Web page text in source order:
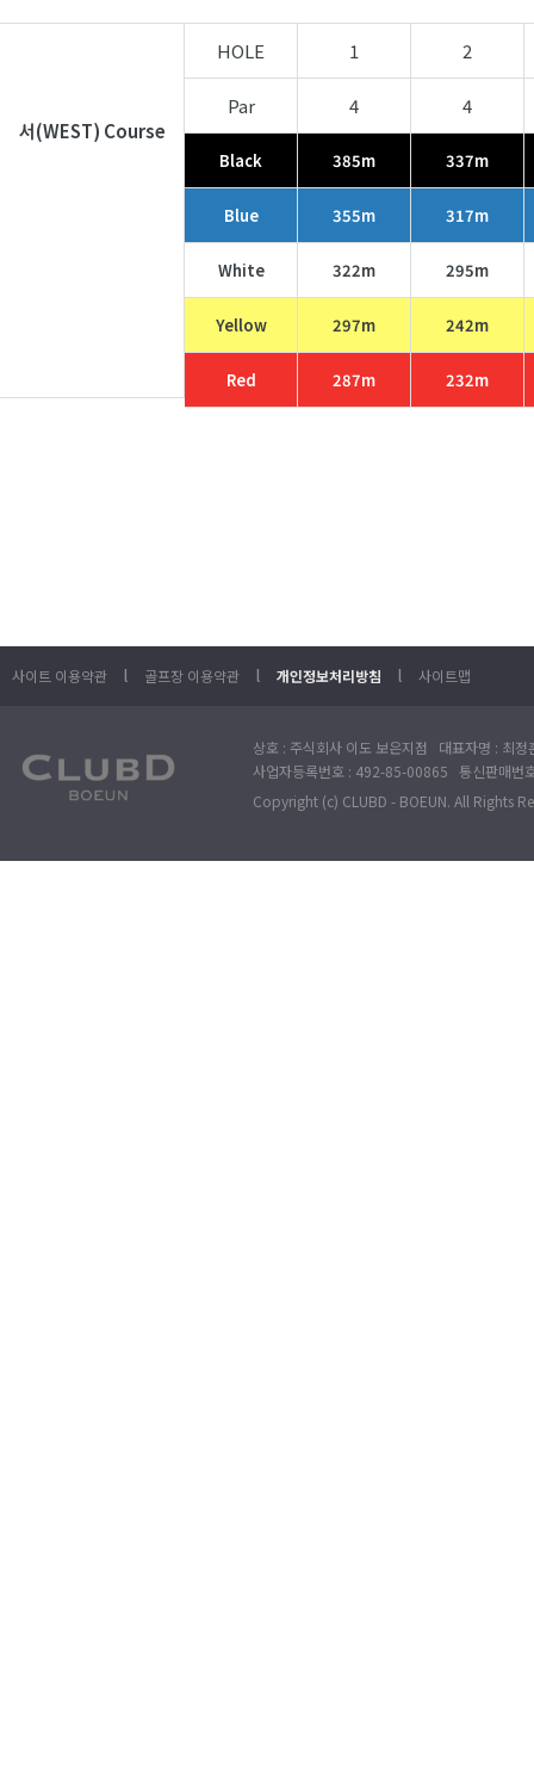
서(WEST) Course
HOLE 1 2
Par 4 4
Black 385m 337m
Blue 355m 317m
White 322m 295m
Yellow 297m 242m
Red 287m 232m
사이트 이용약관 l 골프장 이용약관 l 개인정보처리방침 l 사이트맵
상호 : 주식회사 이도 보은지점 대표자명 : 최
사업자등록번호 : 492-85-00865 통신판매
Copyright (c) CLUBD - BOEUN. All Rights